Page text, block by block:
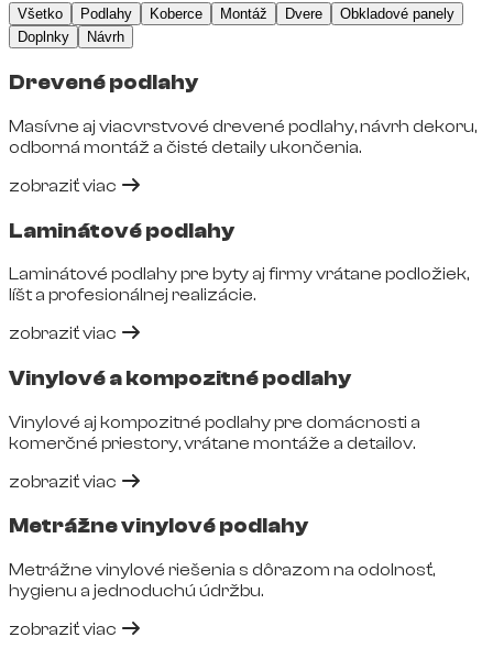
Všetko Podlahy Koberce Montáž Dvere
Obkladové panely
Doplnky
Návrh
Drevené podlahy
Masívne aj viacvrstvové drevené podlahy, návrh dekoru,
odborná montáž a čisté detaily ukončenia.
zobraziť viac
Laminátové podlahy
Laminátové podlahy pre byty aj firmy vrátane podložiek,
líšt a profesionálnej realizácie.
zobraziť viac
Vinylové a kompozitné podlahy
Vinylové aj kompozitné podlahy pre domácnosti a
komerčné priestory, vrátane montáže a detailov.
zobraziť viac
Metrážne vinylové podlahy
Metrážne vinylové riešenia s dôrazom na odolnosť,
hygienu a jednoduchú údržbu.
zobraziť viac